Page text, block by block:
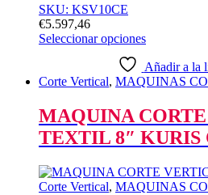
SKU: KSV10CE
€5.597,46
Seleccionar opciones
tiene
variantes.
Las
opciones
pueden
elegir
Añadir a la
Corte Vertical, MAQUINAS
MAQUINA
TEXTIL 8″ KURIS
Corte Vertical, MAQUINAS